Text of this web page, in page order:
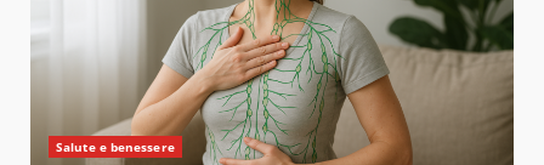
Salute e benessere